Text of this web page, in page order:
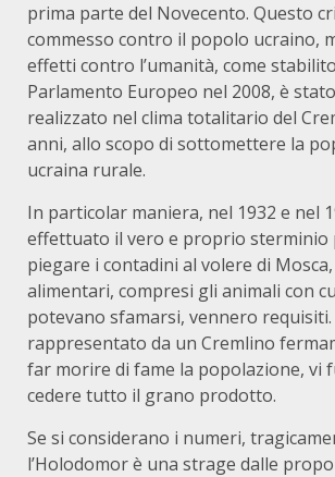
prima parte del Novecento. Questo
commesso contro il popolo ucraino,
effetti contro l’umanità, come
Parlamento Europeo nel 2008, è
realizzato nel clima totalitario del
anni, allo scopo di sottomettere la
ucraina rurale.
In particolar maniera, nel 1932 e nel
effettuato il vero e proprio sterminio
piegare i contadini al volere di
alimentari, compresi gli animali con
potevano sfamarsi, vennero requisiti.
rappresentato da un Cremlino
far morire di fame la popolazione, vi
cedere tutto il grano prodotto.
Se si considerano i numeri,
l’Holodomor è una strage dalle